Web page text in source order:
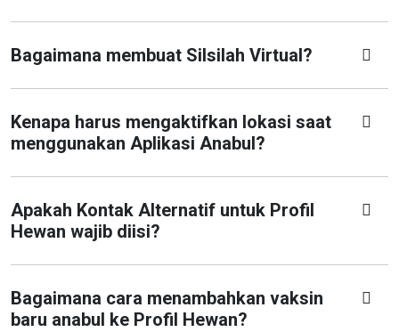
Bagaimana membuat Silsilah Virtual?
Kenapa harus mengaktifkan lokasi saat
menggunakan Aplikasi Anabul?
Apakah Kontak Alternatif untuk Profil
Hewan wajib diisi?
Bagaimana cara menambahkan vaksin
baru anabul ke Profil Hewan?